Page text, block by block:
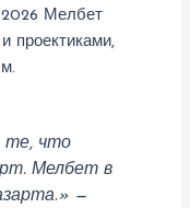
Мелбет
проектиками,
те, что
Мелбет в
—